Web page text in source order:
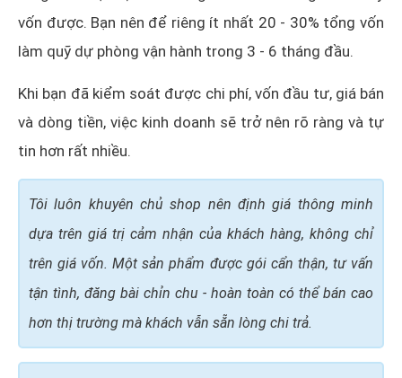
vốn được. Bạn nên để riêng ít nhất 20 - 30% tổng vốn
làm quỹ dự phòng vận hành trong 3 - 6 tháng đầu.
Khi bạn đã kiểm soát được chi phí, vốn đầu tư, giá bán
và dòng tiền, việc kinh doanh sẽ trở nên rõ ràng và tự
tin hơn rất nhiều.
Tôi luôn khuyên chủ shop nên định giá thông minh
dựa trên giá trị cảm nhận của khách hàng, không chỉ
trên giá vốn. Một sản phẩm được gói cẩn thận, tư vấn
tận tình, đăng bài chỉn chu - hoàn toàn có thể bán cao
hơn thị trường mà khách vẫn sẵn lòng chi trả.